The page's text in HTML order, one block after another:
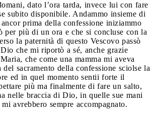
dato l’ora tarda, invece lui con fare
subito disponibile. Andammo insieme di
prima della confessione iniziammo
per più di un ora e che si concluse con la
la paternità di questo Vescovo passò
che mi riportò a sé, anche grazie
che come una mamma mi aveva
sacramento della confessione sciolse la
ed in quel momento sentii forte il
più ma finalmente di fare un salto,
nelle braccia di Dio, in quelle sue mani
avrebbero sempre accompagnato.